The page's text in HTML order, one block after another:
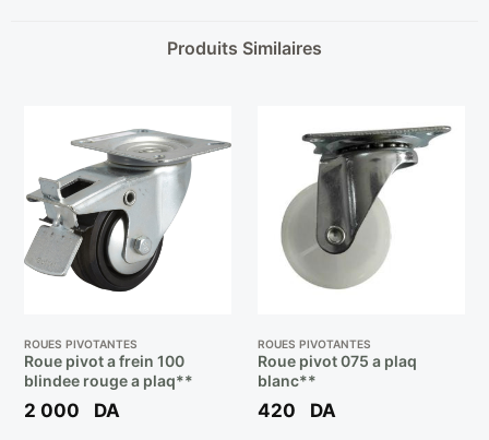
Produits Similaires
ROUES PIVOTANTES
Roue pivot a frein 100
blindee rouge a plaq**
2 000 DA
ROUES PIVOTANTES
Roue pivot 075 a plaq
blanc**
420 DA